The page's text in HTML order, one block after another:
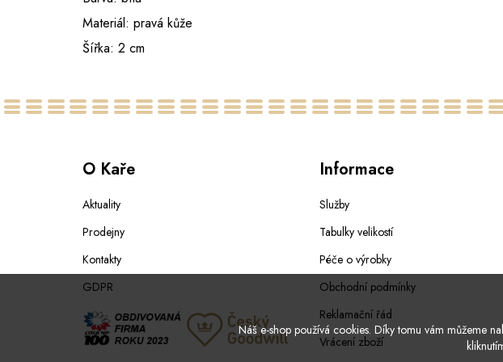
Materiál: pravá kůže
Šířka: 2 cm
O Kaře
Aktuality
Prodejny
Kontakty
GDPR
Informace
Služby
Tabulky velikostí
Péče o výrobky
Obchodní podmínky
Reklamační řád
Vrácení zboží
Náš e-shop používá cookies. Díky tomu vám můžeme